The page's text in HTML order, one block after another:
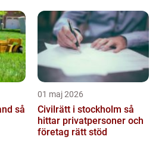
så
01 maj 2026
Civilrätt i stockholm så
hittar privatpersoner och
företag rätt stöd